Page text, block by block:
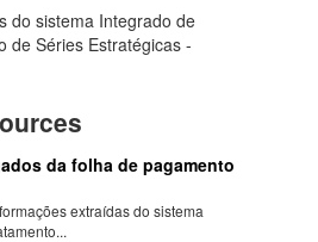
do sistema Integrado de
de Séries Estratégicas -
da folha de pagamento
extraídas do sistema